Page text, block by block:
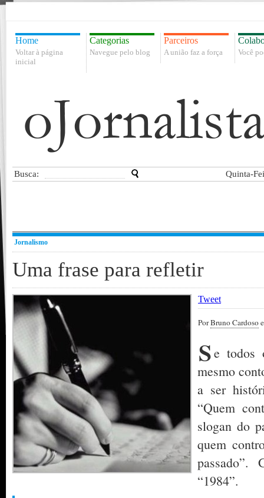
Home
Voltar à página
inicial
Categorias
Navegue pelo blog
Parceiros
A união faz a força Você
Busca: Quinta-
Jornalismo
Uma frase para refletir
Tweet
PorBruno Cardoso
Se todos
mesmo
a ser
“Quem
slogan do
quem
“1984”.